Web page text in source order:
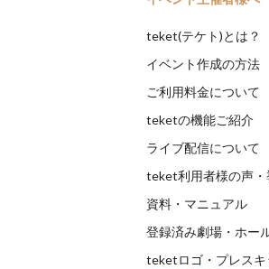
teket(テケト)とは？
イベント作成の方法
ご利用料金について
teketの機能ご紹介
ライブ配信について
teket利用者様の声・
資料・マニュアル
登録済み劇場・ホー
teketロゴ・プレスキ